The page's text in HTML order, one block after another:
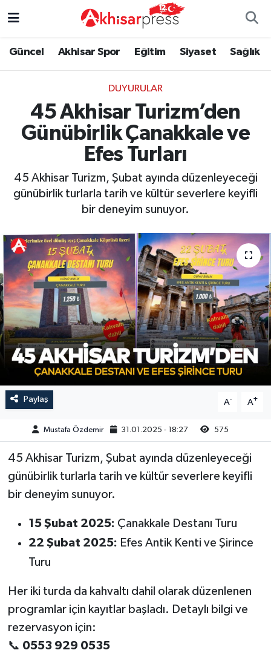
Güncel Akhisar Spor Eğitim Siyaset Sağlık
DUYURULAR
45 Akhisar Turizm’den
Günübirlik Çanakkale ve
Efes Turları
45 Akhisar Turizm, Şubat ayında düzenleyeceği
günübirlik turlarla tarih ve kültür severlere keyifli
bir deneyim sunuyor.
Paylaş A- A+
Mustafa Özdemir 31.01.2025 - 18:27 575
45 Akhisar Turizm, Şubat ayında düzenleyeceği
günübirlik turlarla tarih ve kültür severlere keyifli
bir deneyim sunuyor.
15 Şubat 2025: Çanakkale Destanı Turu
22 Şubat 2025: Efes Antik Kenti ve Şirince
Turu
Her iki turda da kahvaltı dahil olarak düzenlenen
programlar için kayıtlar başladı. Detaylı bilgi ve
rezervasyon için:
📞 0553 929 0535
Güncel
Eğitim
Siyaset
Ekonomi
Kültür-Sanat
Magazin
Duyurular
Magazin
Duyurular
Tarım-Gıda
Röportaj
Yaşam
Kadın
Teknoloji
Yerel Haber
Akhisar Emlak
Güncel
Siyaset
Akhisar Spor
Ekonomi
Kültür-Sanat
Duyurular
Tarım-Gıda
Sektörel
Röportaj
Kadın
Yerel Haber
Etiketler
Manisa Nöbetçi Eczaneler
Manisa Namaz Vakitleri
Manisa Trafik Yoğunluk Haritası
Tüm Manşetler
Son Dakika Haberleri
Haber Arşivi